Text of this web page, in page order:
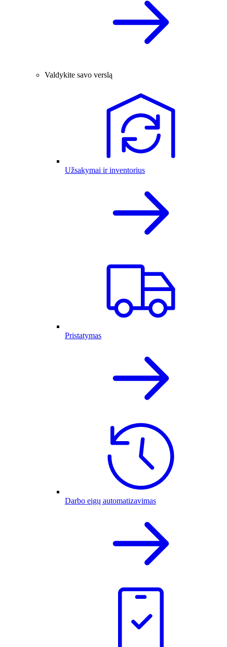
Valdykite savo verslą
Užsakymai ir inventorius
Pristatymas
Darbo eigų automatizavimas